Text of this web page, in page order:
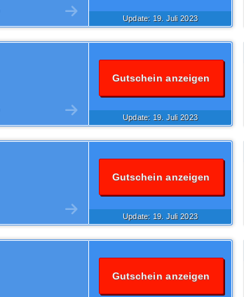
Update: 19.Juli2023
Gutschein anzeigen
Update: 19.Juli2023
Gutschein anzeigen
Update: 19.Juli2023
Gutschein anzeigen